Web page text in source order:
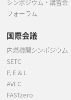
シンポジウム・講習会
フォーラム
国際会議
内燃機関シンポジウム
SETC
P, E & L
AVEC
FASTzero